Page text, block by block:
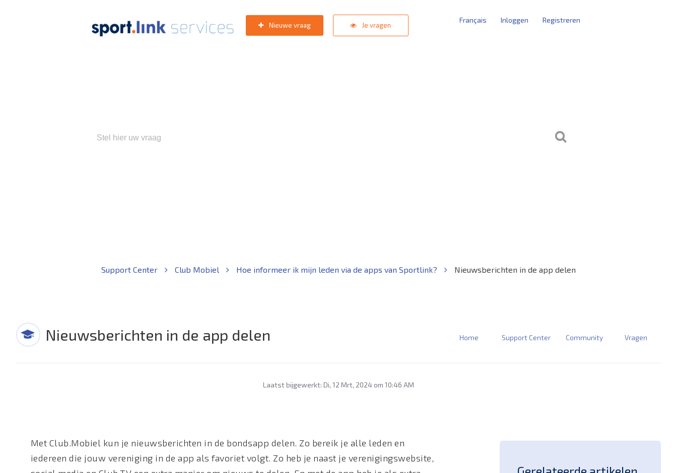
Nieuwe vraag Je vragen
Français Inloggen Registreren
Support Center Club Mobiel Hoe informeer ik mijn leden via de apps van Sportlink? Nieuwsberichten in de app delen
Nieuwsberichten in de app delen Home Support Center Community Vragen
Laatst bijgewerkt: Di, 12 Mrt, 2024 om 10:46 AM
Met Club.Mobiel kun je nieuwsberichten in de bondsapp delen. Zo bereik je alle leden en
iedereen die jouw vereniging in de app als favoriet volgt. Zo heb je naast je verenigingswebsite,